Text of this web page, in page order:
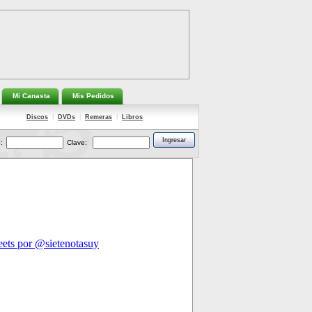
Mi Canasta Mis Pedidos
Discos DVDs Remeras Libros
Clave: